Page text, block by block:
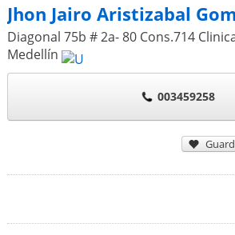
Jhon Jairo Aristizabal
Diagonal 75b # 2a- 80 Cons.714
Medellín
003459258